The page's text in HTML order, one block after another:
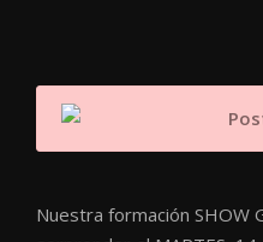
Nuestra formación SHOW